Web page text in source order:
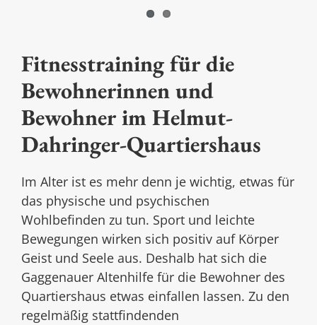
Fitnesstraining für die
Bewohnerinnen und
Bewohner im Helmut-
Dahringer-Quartiershaus
Im Alter ist es mehr denn je wichtig, etwas für
das physische und psychischen
Wohlbefinden zu tun. Sport und leichte
Bewegungen wirken sich positiv auf Körper
Geist und Seele aus. Deshalb hat sich die
Gaggenauer Altenhilfe für die Bewohner des
Quartiershaus etwas einfallen lassen. Zu den
regelmäßig stattfindenden